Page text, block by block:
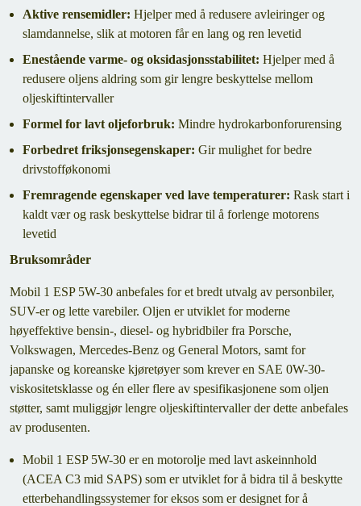
Aktive rensemidler: Hjelper med å redusere avleiringer og
slamdannelse, slik at motoren får en lang og ren levetid
Enestående varme- og oksidasjonsstabilitet: Hjelper med å
redusere oljens aldring som gir lengre beskyttelse mellom
oljeskiftintervaller
Formel for lavt oljeforbruk: Mindre hydrokarbonforurensing
Forbedret friksjonsegenskaper: Gir mulighet for bedre
drivstofføkonomi
Fremragende egenskaper ved lave temperaturer: Rask start i
kaldt vær og rask beskyttelse bidrar til å forlenge motorens
levetid
Bruksområder
Mobil 1 ESP 5W-30 anbefales for et bredt utvalg av personbiler,
SUV-er og lette varebiler. Oljen er utviklet for moderne
høyeffektive bensin-, diesel- og hybridbiler fra Porsche,
Volkswagen, Mercedes-Benz og General Motors, samt for
japanske og koreanske kjøretøyer som krever en SAE 0W-30-
viskositetsklasse og én eller flere av spesifikasjonene som oljen
støtter, samt muliggjør lengre oljeskiftintervaller der dette anbefales
av produsenten.
Mobil 1 ESP 5W-30 er en motorolje med lavt askeinnhold
(ACEA C3 mid SAPS) som er utviklet for å bidra til å beskytte
etterbehandlingssystemer for eksos som er designet for å